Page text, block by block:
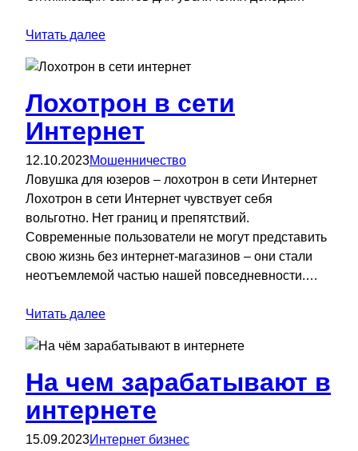
Читать далее
Лохотрон в сети
Интернет
12.10.2023Мошенничество
Ловушка для юзеров – лохотрон в сети Интернет
Лохотрон в сети Интернет чувствует себя
вольготно. Нет границ и препятствий.
Современные пользователи не могут представить
свою жизнь без интернет-магазинов – они стали
неотъемлемой частью нашей повседневности.…
Читать далее
На чем зарабатывают в
интернете
15.09.2023Интернет бизнес